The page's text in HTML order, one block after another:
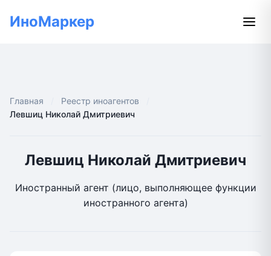
ИноМаркер
Главная
Реестр иноагентов
Левшиц Николай Дмитриевич
Левшиц Николай Дмитриевич
Иностранный агент (лицо, выполняющее функции
иностранного агента)